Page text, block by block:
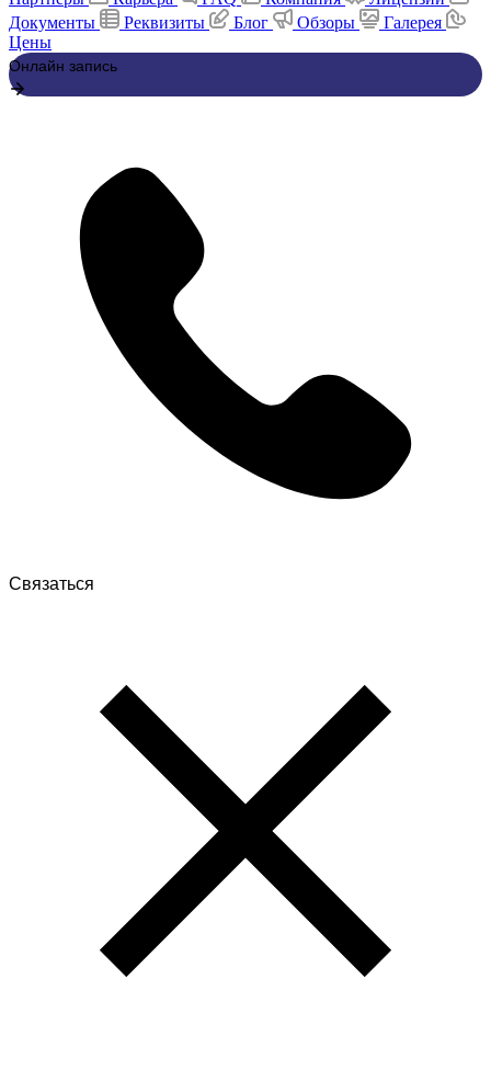
Документы
Реквизиты Блог Обзоры
Галерея
Цены